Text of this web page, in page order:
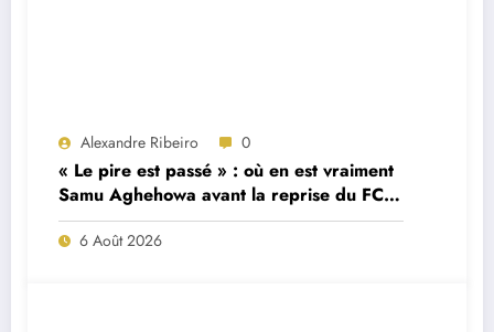
Alexandre Ribeiro 0
« Le pire est passé » : où en est vraiment
Samu Aghehowa avant la reprise du FC
Porto ?
6 Août 2026